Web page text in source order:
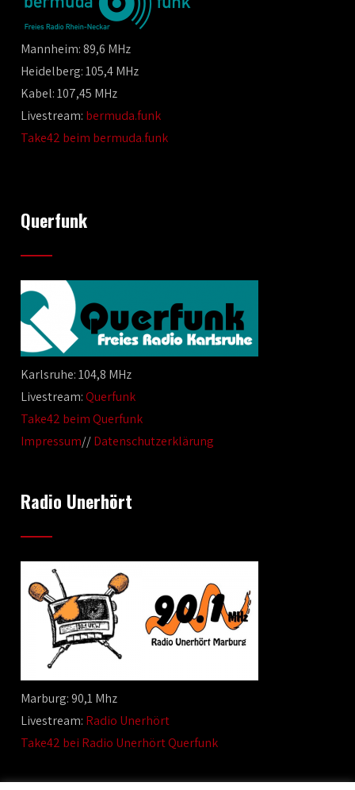
Mannheim: 89,6 MHz
Heidelberg: 105,4 MHz
Kabel: 107,45 MHz
Livestream: bermuda.funk
Take42 beim bermuda.funk
Querfunk
Karlsruhe: 104,8 MHz
Livestream:Querfunk
Take42 beim Querfunk
Impressum//Datenschutzerklärung
Radio Unerhört
Marburg: 90,1 Mhz
Livestream: Radio Unerhört
Take42 bei Radio Unerhört Querfunk